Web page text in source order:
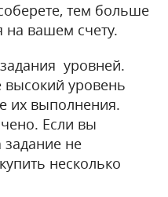
тем больше
на вашем счету.
уровней.
высокий уровень
их выполнения.
Если вы
задание не
несколько